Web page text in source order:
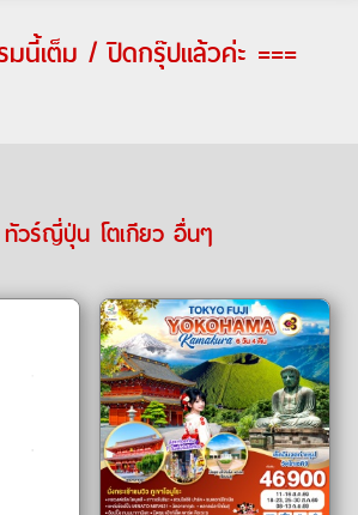
มนี้เต็ม / ปิดกรุ๊ปแล้วค่ะ ===
วร์ญี่ปุ่น โตเกียว อื่นๆ